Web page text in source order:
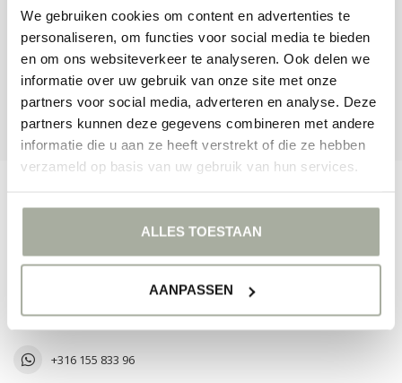
We gebruiken cookies om content en advertenties te
personaliseren, om functies voor social media te bieden
en om ons websiteverkeer te analyseren. Ook delen we
informatie over uw gebruik van onze site met onze
partners voor social media, adverteren en analyse. Deze
partners kunnen deze gegevens combineren met andere
informatie die u aan ze heeft verstrekt of die ze hebben
verzameld op basis van uw gebruik van hun services.
ALLES TOESTAAN
AANPASSEN
different ways to get in touch with us.
CUSTOMER SERVICE
VIEW OUR STORES
FLORIMO.NL
Nederland
+316 155 833 96